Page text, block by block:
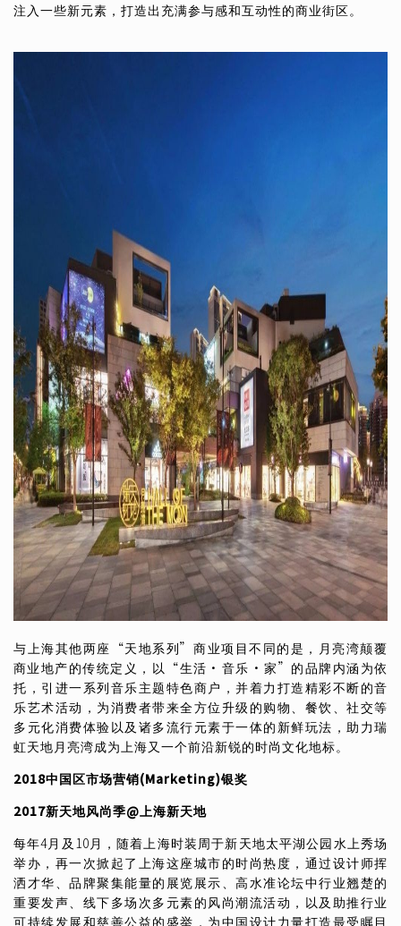
注入一些新元素，打造出充满参与感和互动性的商业街区。
与上海其他两座 “天地系列” 商业项目不同的是，月亮湾颠覆
商业地产的传统定义，以 “生活 · 音乐 · 家” 的品牌内涵为依
托，引进一系列音乐主题特色商户，并着力打造精彩不断的音
乐艺术活动，为消费者带来全方位升级的购物、餐饮、社交等
多元化消费体验以及诸多流行元素于一体的新鲜玩法，助力瑞
虹天地月亮湾成为上海又一个前沿新锐的时尚文化地标。
2018中国区市场营销(Marketing)银奖
2017新天地风尚季@上海新天地
每年4月及10月，随着上海时装周于新天地太平湖公园水上秀场
举办，再一次掀起了上海这座城市的时尚热度，通过设计师挥
洒才华、品牌聚集能量的展览展示、高水准论坛中行业翘楚的
重要发声、线下多场次多元素的风尚潮流活动，以及助推行业
可持续发展和慈善公益的盛举，为中国设计力量打造最受瞩目